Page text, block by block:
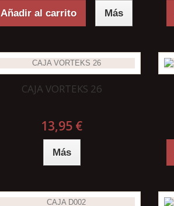
Añadir al carrito Más
CAJA VORTEKS 26
13,95 €
Más